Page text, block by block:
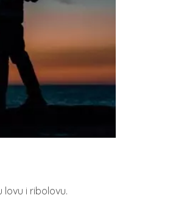
lovu i ribolovu.